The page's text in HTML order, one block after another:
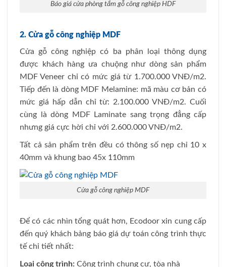
Báo giá cửa phòng tắm gỗ công nghiệp HDF
2. Cửa gỗ công nghiệp MDF
Cửa gỗ công nghiệp có ba phân loại thông dụng
được khách hàng ưa chuộng như dòng sản phẩm
MDF Veneer chỉ có mức giá từ 1.700.000 VNĐ/m2.
Tiếp đến là dòng MDF Melamine: mã màu cơ bản có
mức giá hấp dẫn chỉ từ: 2.100.000 VNĐ/m2. Cuối
cùng là dòng MDF Laminate sang trọng đẳng cấp
nhưng giá cực hời chỉ với 2.600.000 VNĐ/m2.
Tất cả sản phẩm trên đều có thông số nẹp chỉ 10 x
40mm và khung bao 45x 110mm
Cửa gỗ công nghiệp MDF
Để có các nhìn tổng quát hơn, Ecodoor xin cung cấp
đến quý khách bảng báo giá dự toán công trình thực
tế chi tiết nhất:
Loại công trình: Công trình chung cư, tòa nhà